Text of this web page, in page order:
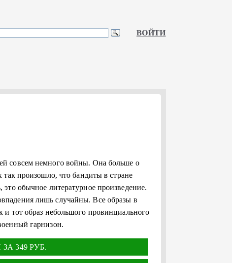
ВОЙТИ
совсем немного войны. Она больше о
произошло, что бандиты в стране
это обычное литературное произведение.
лишь случайны. Все образы в
и тот образ небольшого провинциального
гарнизон.
349 РУБ.